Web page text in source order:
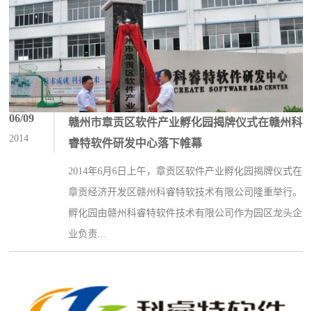
06/09
2014
赣州市章贡区软件产业孵化园揭牌仪式在赣州科
睿特软件研发中心落下帷幕
2014年6月6日上午，章贡区软件产业孵化园揭牌仪式在
章贡经济开发区赣州科睿特软技术有限公司隆重举行。
孵化园由赣州科睿特软件技术有限公司作为园区龙头企
业负责...